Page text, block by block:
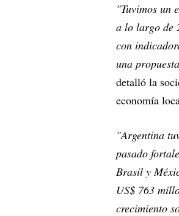
"Tuvimos un
a lo largo de
con
una
detalló la
economía
"Argentina
pasado
Brasil y
US$ 763
crecimiento